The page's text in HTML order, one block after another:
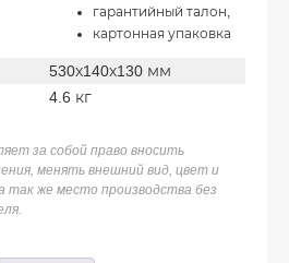
гарантийный талон,
картонная упаковка
530х140х130 мм
4.6 кг
за собой право вносить
менять внешний вид, цвет и
так же место производства без